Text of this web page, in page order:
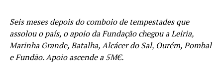
Seis meses depois do comboio de tempestades que
assolou o país, o apoio da Fundação chegou a Leiria,
Marinha Grande, Batalha, Alcácer do Sal, Ourém, Pombal
e Fundão. Apoio ascende a 5M€.